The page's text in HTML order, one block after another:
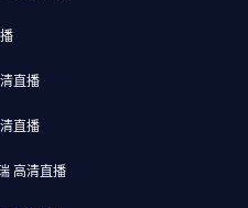
直播
直播
高清直播